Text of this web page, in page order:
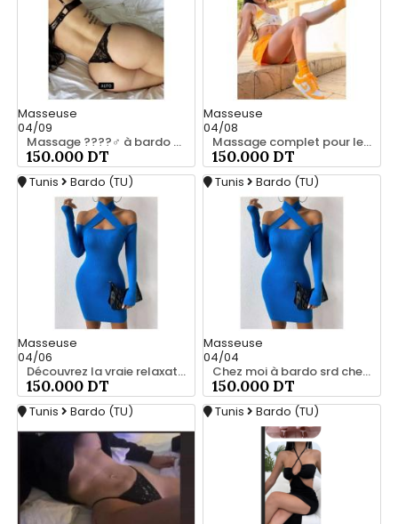
Masseuse
04/09
Massage ????‍♂️ à bardo srd chez moi privé 55066248
150.000 DT
Masseuse
04/08
Massage complet pour les hommes srd chez moi à bardo 55066248
150.000 DT
Tunis Bardo (TU)
Masseuse
04/06
Découvrez la vraie relaxation pour les hommes srd 20466285
150.000 DT
Tunis Bardo (TU)
Masseuse
04/04
Chez moi à bardo srd chez moi 55066248
150.000 DT
Tunis Bardo (TU) Tunis Bardo (TU)